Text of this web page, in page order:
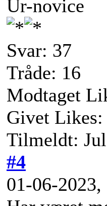
Ur-novice
Svar: 37
Tråde: 16
Modtaget
Givet Likes:
Tilmeldt:
#4
01-06-